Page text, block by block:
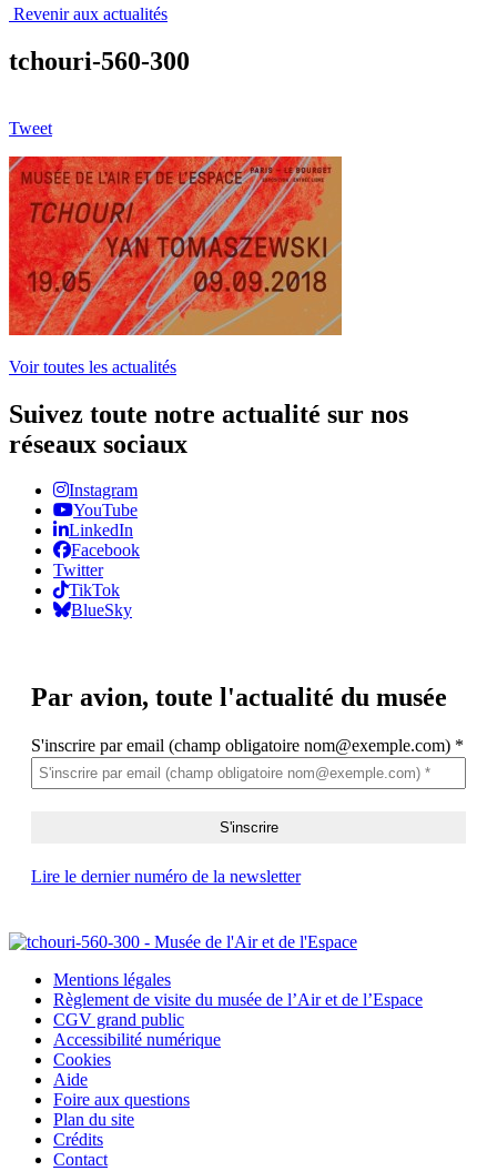
Revenir aux actualités
tchouri-560-300
Tweet
Voir toutes les actualités
Suivez toute notre actualité sur nos
réseaux sociaux
Instagram
YouTube
LinkedIn
Facebook
Twitter
TikTok
BlueSky
Par avion, toute l'actualité du musée
S'inscrire par email (champ obligatoire nom@exemple.com) *
Lire le dernier numéro de la newsletter
Mentions légales
Règlement de visite du musée de l’Air et de l’Espace
CGV grand public
Accessibilité numérique
Cookies
Aide
Foire aux questions
Plan du site
Crédits
Contact